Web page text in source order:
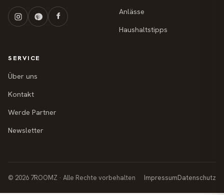
Anlässe
Haushaltstipps
SERVICE
Über uns
Kontakt
Werde Partner
Newsletter
© 2026 7ROOMZ · Alle Rechte vorbehalten ImpressumDatenschutz